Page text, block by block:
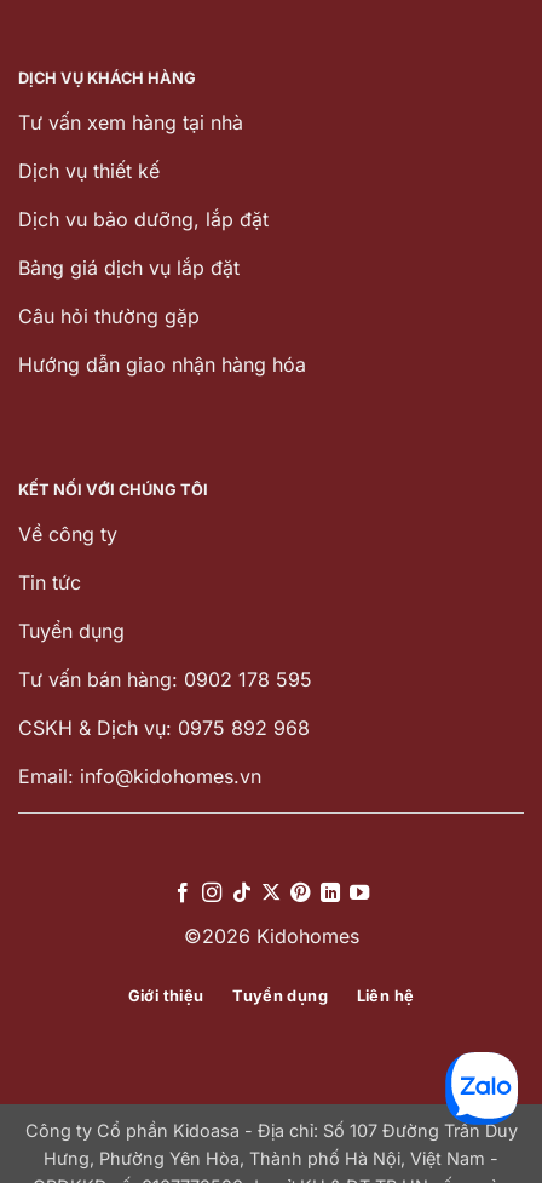
DỊCH VỤ KHÁCH HÀNG
Tư vấn xem hàng tại nhà
Dịch vụ thiết kế
Dịch vu bảo dưỡng, lắp đặt
Bảng giá dịch vụ lắp đặt
Câu hỏi thường gặp
Hướng dẫn giao nhận hàng hóa
KẾT NỐI VỚI CHÚNG TÔI
Về công ty
Tin tức
Tuyển dụng
Tư vấn bán hàng: 0902 178 595
CSKH & Dịch vụ: 0975 892 968
Email: info@kidohomes.vn
©2026 Kidohomes
Giới thiệu Tuyển dụng Liên hệ
Công ty Cổ phần Kidoasa - Địa chỉ: Số 107 Đường Trần Duy
Hưng, Phường Yên Hòa, Thành phố Hà Nội, Việt Nam -